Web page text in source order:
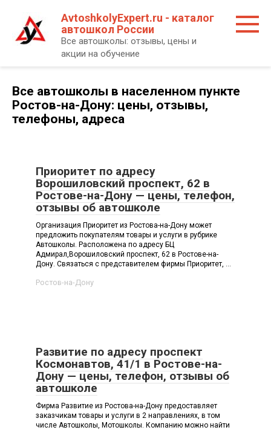
контенту
AvtoshkolyExpert.ru - каталог
автошкол России
Все автошколы: отзывы, цены и
акции на обучение
Все автошколы в населенном пункте
Ростов-на-Дону: цены, отзывы,
телефоны, адреса
Приоритет по адресу
Ворошиловский проспект, 62 в
Ростове-на-Дону — цены, телефон,
отзывы об автошколе
Организация Приоритет из Ростова-на-Дону может
предложить покупателям товары и услуги в рубрике
Автошколы. Расположена по адресу БЦ
Адмирал,Ворошиловский проспект, 62 в Ростове-на-
Дону. Связаться с представителем фирмы Приоритет, ...
Ростов-на-Дону
Развитие по адресу проспект
Космонавтов, 41/1 в Ростове-на-
Дону — цены, телефон, отзывы об
автошколе
Фирма Развитие из Ростова-на-Дону предоставляет
заказчикам товары и услуги в 2 направлениях, в том
числе Автошколы, Мотошколы. Компанию можно найти